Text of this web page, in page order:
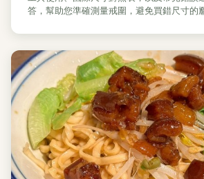
答，幫助您準確測量戒圍，避免買錯尺寸的